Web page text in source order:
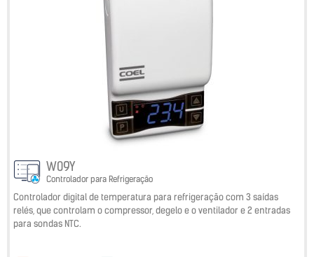
W09Y
Controlador para Refrigeração
Controlador digital de temperatura para refrigeração com 3 saídas
relés, que controlam o compressor, degelo e o ventilador e 2 entradas
para sondas NTC.